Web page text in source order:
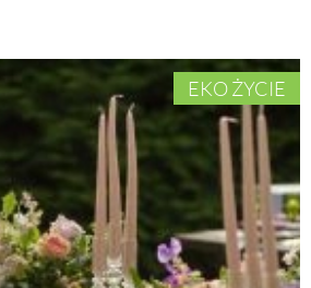
EKO ŻYCIE
DOM
OGRÓD
I OWOCE
OGRODOWE